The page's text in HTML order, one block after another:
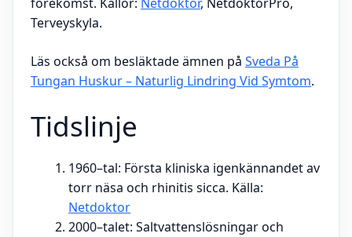
Terveyskyla.
Läs också om besläktade ämnen på Sveda På
Tungan Huskur – Naturlig Lindring Vid Symtom.
Tidslinje
1960–tal: Första kliniska igenkännandet av
torr näsa och rhinitis sicca. Källa:
Netdoktor
2000–talet: Saltvattenslösningar och